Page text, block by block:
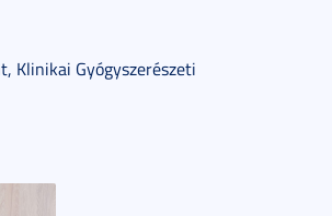
Klinikai Gyógyszerészeti